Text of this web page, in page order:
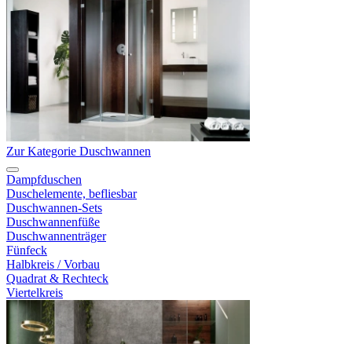
Zur Kategorie Duschwannen
Dampfduschen
Duschelemente, befliesbar
Duschwannen-Sets
Duschwannenfüße
Duschwannenträger
Fünfeck
Halbkreis / Vorbau
Quadrat & Rechteck
Viertelkreis